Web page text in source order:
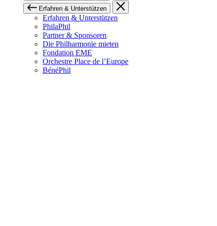
Erfahren & Unterstützen
Erfahren & Unterstützen
PhilaPhil
Partner & Sponsoren
Die Philharmonie mieten
Fondation EME
Orchestre Place de l’Europe
BénéPhil